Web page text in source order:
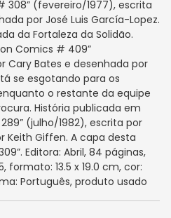
308” (fevereiro/1977), escrita
por José Luis García-Lopez.
da Fortaleza da Solidão.
Comics # 409”
Cary Bates e desenhada por
se esgotando para os
o restante da equipe
História publicada em
(julho/1982), escrita por
Keith Giffen. A capa desta
Editora: Abril, 84 páginas,
formato: 13.5 x 19.0 cm, cor:
Português, produto usado